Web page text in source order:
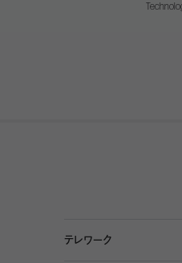
テレワーク